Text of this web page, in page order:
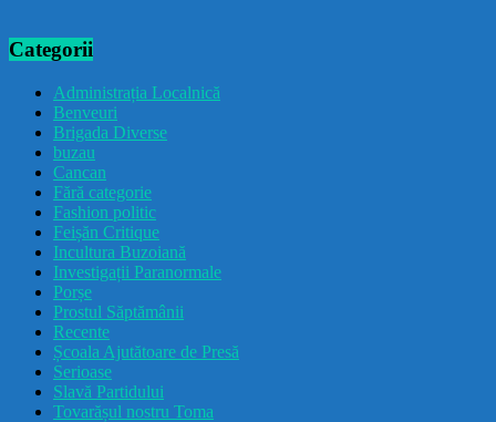
Categorii
Administrația Localnică
Benveuri
Brigada Diverse
buzau
Cancan
Fără categorie
Fashion politic
Feișăn Critique
Incultura Buzoiană
Investigații Paranormale
Porșe
Prostul Săptămânii
Recente
Școala Ajutătoare de Presă
Serioase
Slavă Partidului
Tovarășul nostru Toma